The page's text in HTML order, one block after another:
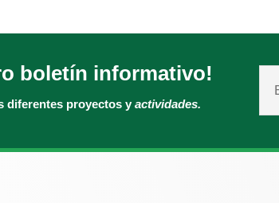
boletín informativo!
diferentes proyectos y actividades.